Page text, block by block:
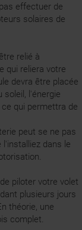
effectuer de
solaires de
relié à
qui reliera votre
devra être placée
soleil, l'énergie
qui permettra de
peut se ne pas
dans le
piloter votre volet
plusieurs jours
théorie, une
complet.